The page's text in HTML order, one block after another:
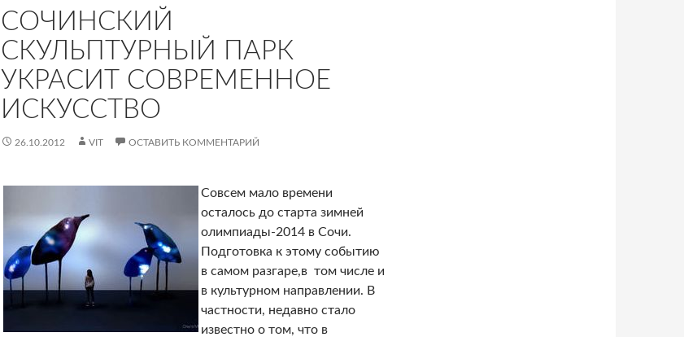
СОЧИНСКИЙ
СКУЛЬПТУРНЫЙ ПАРК
УКРАСИТ СОВРЕМЕННОЕ
ИСКУССТВО
26.10.2012 VIT ОСТАВИТЬ КОММЕНТАРИЙ
Совсем мало времени
осталось до старта зимней
олимпиады-2014 в Сочи.
Подготовка к этому событию
в самом разгаре,в том числе и
в культурном направлении. В
частности, недавно стало
известно о том, что в